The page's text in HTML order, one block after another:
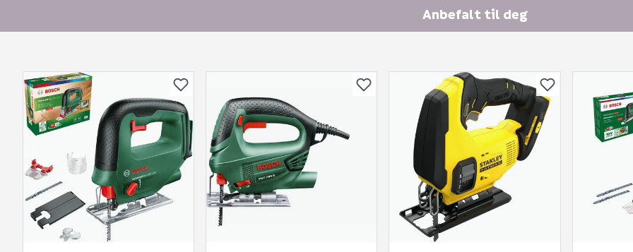
Anbefalt til deg